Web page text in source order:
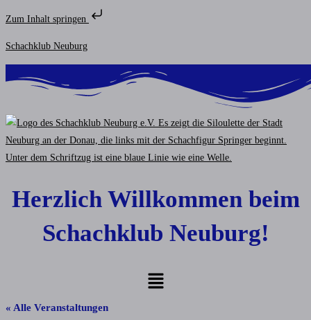
Zum Inhalt springen
Zum
Inhalt
springen
Schachklub Neuburg
Herzlich Willkommen beim
Schachklub Neuburg!
Menü
« Alle Veranstaltungen